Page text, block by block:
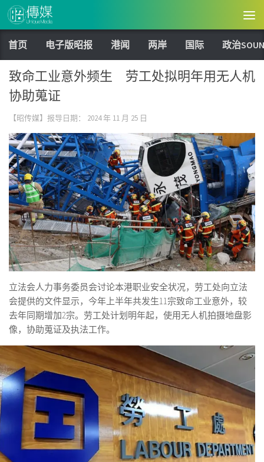
Skip to content
首页 电子版昭报 港闻 两岸 国际 政治
致命工业意外频生 劳工处拟明年用无人机
协助蒐证
【昭传媒】报导日期： 2024 年 11 月 25 日
立法会人力事务委员会讨论本港职业安全状况，劳工处向立法
会提供的文件显示，今年上半年共发生11宗致命工业意外，较
去年同期增加2宗。劳工处计划明年起，使用无人机拍摄地盘影
像，协助蒐证及执法工作。